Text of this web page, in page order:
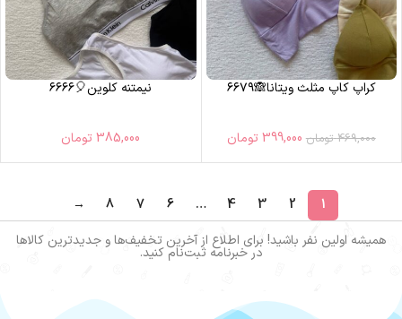
کراپ کاپ مثلث ویتانا🙈۶۶۷۹
469,000 تومان 399,000 تومان
نیمتنه کلوین🎈۶۶۶۶
385,000 تومان
1
2
3
4
…
6
7
8
→
همیشه اولین نفر باشید! برای اطلاع از آخرین تخفیف‌ها و جدیدترین کالاها
در خبرنامه ثبت‌نام کنید.